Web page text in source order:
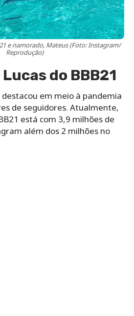
e namorado, Mateus (Foto: Instagram/
Reprodução)
do BBB21
destacou em meio à pandemia
de seguidores. Atualmente,
está com 3,9 milhões de
além dos 2 milhões no